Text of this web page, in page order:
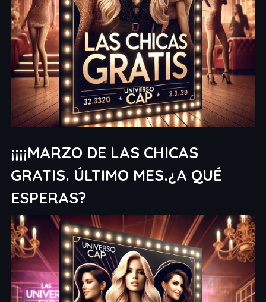
¡¡¡¡MARZO DE LAS CHICAS
GRATIS. ÚLTIMO MES.¿A QUÉ
ESPERAS?